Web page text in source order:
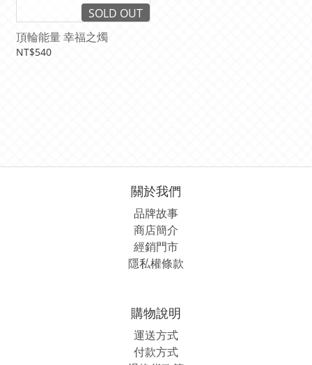
SOLD OUT
頂輪能量 幸福之燭
NT$540
關於我們
品牌故事
商店簡介
經銷門市
隱私權條款
購物說明
運送方式
付款方式